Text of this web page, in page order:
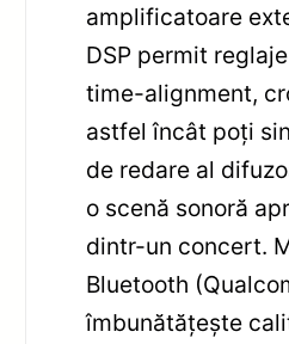
amplificatoare
DSP permit
time-alignment,
astfel încât poți
de redare al
o scenă sonoră
dintr-un concert.
Bluetooth
îmbunătățește